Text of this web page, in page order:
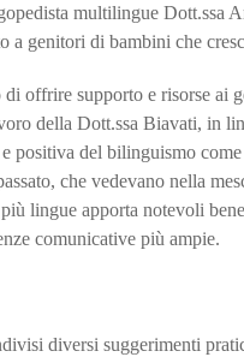
multilingue Dott.ssa
a genitori di bambini che
offrire supporto e risorse ai
della Dott.ssa Biavati, in
positiva del bilinguismo
che vedevano nella
più lingue apporta notevoli
comunicative più ampie.
diversi suggerimenti